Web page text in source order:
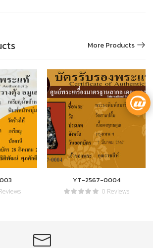
More Products
YT-2567-0004
0 Reviews